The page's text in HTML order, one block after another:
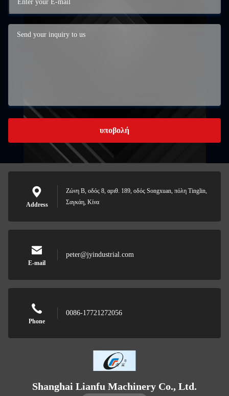
υποβολή
Address
Ζώνη Β, οδός 8, αριθ. 189, οδός Songxuan, πόλη Tinglin,
Σαγκάη, Κίνα
E-mail
peter@jyindustrial.com
Phone
0086-17721272056
Shanghai Lianfu Machinery Co., Ltd.